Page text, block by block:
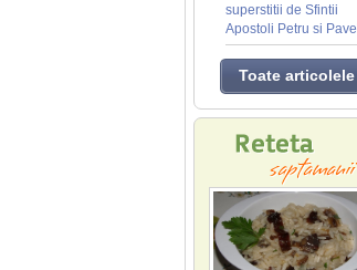
superstitii de Sfintii
Apostoli Petru si Pavel
Toate articolele